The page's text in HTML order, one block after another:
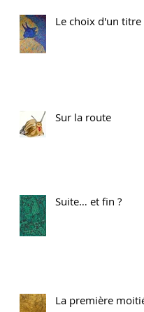
Le choix d'un titre
Sur la route
Suite… et fin ?
La première